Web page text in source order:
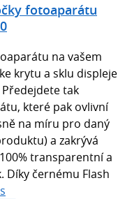
fotoaparátu
na vašem
krytu a sklu displeje
tak
které pak ovlivní
na míru pro daný
a zakrývá
transparentní a
Díky černému Flash